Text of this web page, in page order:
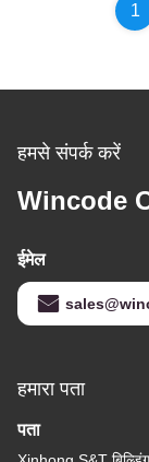
1
हमसे संपर्क करें
Wincode
ईमेल
हमारा पता
पता